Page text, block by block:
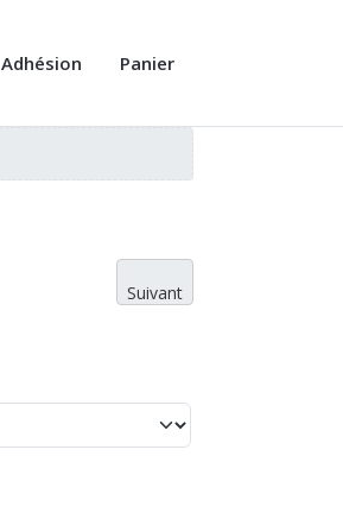
Adhésion Panier
Suivant